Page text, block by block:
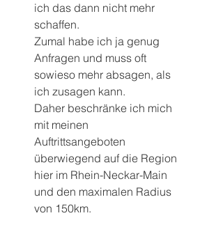
ich das dann nicht mehr
schaffen.
Zumal habe ich ja genug
Anfragen und muss oft
sowieso mehr absagen, als
ich zusagen kann.
Daher beschränke ich mich
mit meinen
Auftrittsangeboten
überwiegend auf die Region
hier im Rhein-Neckar-Main
und den maximalen Radius
von 150km.